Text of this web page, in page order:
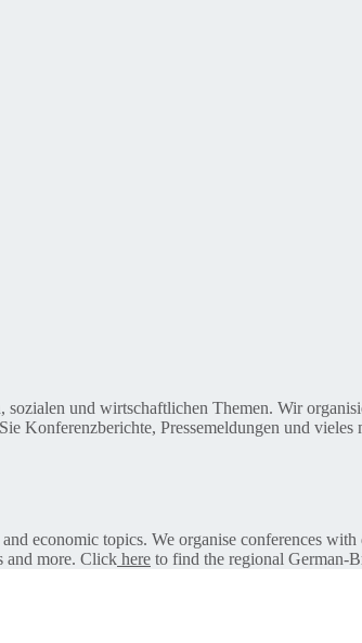
und wirtschaftlichen Themen. Wir
Konferenzberichte, Pressemeldungen und
economic topics. We organise conferences
and more. Click here to find the regional German-